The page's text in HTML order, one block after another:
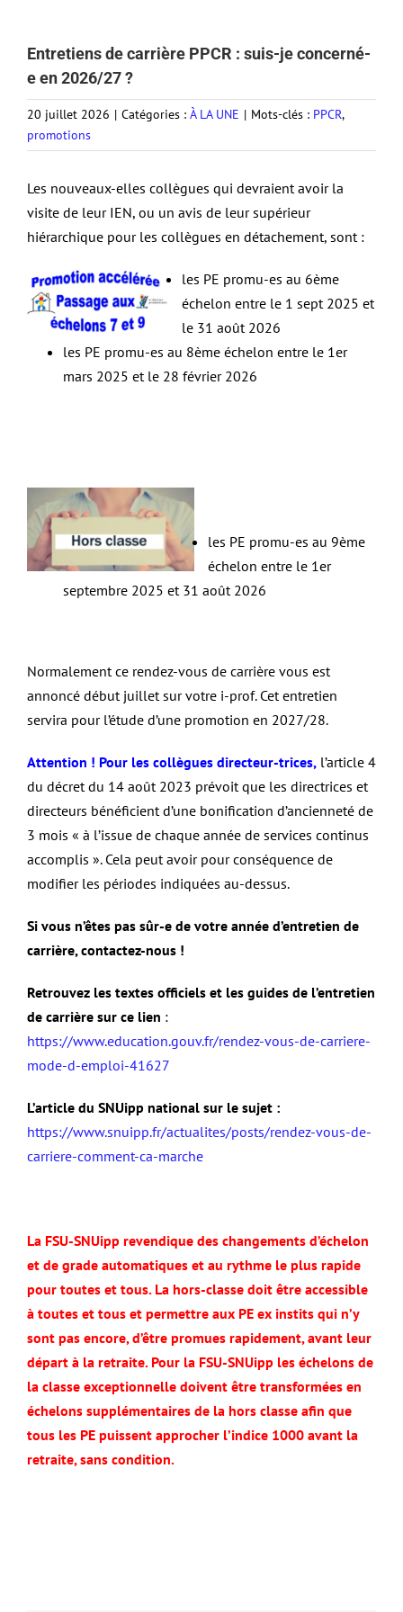
Entretiens de carrière PPCR : suis-je concerné-
e en 2026/27 ?
20 juillet 2026 | Catégories : À LA UNE | Mots-clés : PPCR,
promotions
Les nouveaux-elles collègues qui devraient avoir la
visite de leur IEN, ou un avis de leur supérieur
hiérarchique pour les collègues en détachement, sont :
les PE promu-es au 6ème
échelon entre le 1 sept 2025 et
le 31 août 2026
les PE promu-es au 8ème échelon entre le 1er
mars 2025 et le 28 février 2026
les PE promu-es au 9ème
échelon entre le 1er
septembre 2025 et 31 août 2026
Normalement ce rendez-vous de carrière vous est
annoncé début juillet sur votre i-prof. Cet entretien
servira pour l’étude d’une promotion en 2027/28.
Attention ! Pour les collègues directeur-trices, l’article 4
du décret du 14 août 2023 prévoit que les directrices et
directeurs bénéficient d’une bonification d’ancienneté de
3 mois « à l’issue de chaque année de services continus
accomplis ». Cela peut avoir pour conséquence de
modifier les périodes indiquées au-dessus.
Si vous n’êtes pas sûr-e de votre année d’entretien de
carrière, contactez-nous !
Retrouvez les textes officiels et les guides de l’entretien
de carrière sur ce lien :
https://www.education.gouv.fr/rendez-vous-de-carriere-
mode-d-emploi-41627
L’article du SNUipp national sur le sujet :
https://www.snuipp.fr/actualites/posts/rendez-vous-de-
carriere-comment-ca-marche
La FSU-SNUipp revendique des changements d’échelon
et de grade automatiques et au rythme le plus rapide
pour toutes et tous. La hors-classe doit être accessible
à toutes et tous et permettre aux PE ex instits qui n’y
sont pas encore, d’être promues rapidement, avant leur
départ à la retraite. Pour la FSU-SNUipp les échelons de
la classe exceptionnelle doivent être transformées en
échelons supplémentaires de la hors classe afin que
tous les PE puissent approcher l’indice 1000 avant la
retraite, sans condition.